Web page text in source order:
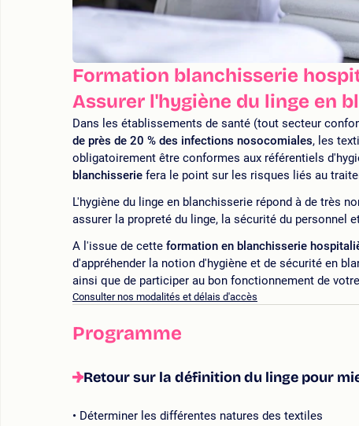
Formation blanchisserie
Assurer l'hygiène du linge en
Dans les établissements de santé (tout secteur
de près de 20 % des infections nosocomiales, les
obligatoirement être conformes aux référentiels
blanchisserie fera le point sur les risques liés au
L'hygiène du linge en blanchisserie répond à de très
assurer la propreté du linge, la sécurité du personnel
A l'issue de cette formation en blanchisserie
d'appréhender la notion d'hygiène et de sécurité en
ainsi que de participer au bon fonctionnement de
Consulter nos modalités et délais d'accès
Programme
Retour sur la définition du linge pour
Déterminer les différentes natures des textiles